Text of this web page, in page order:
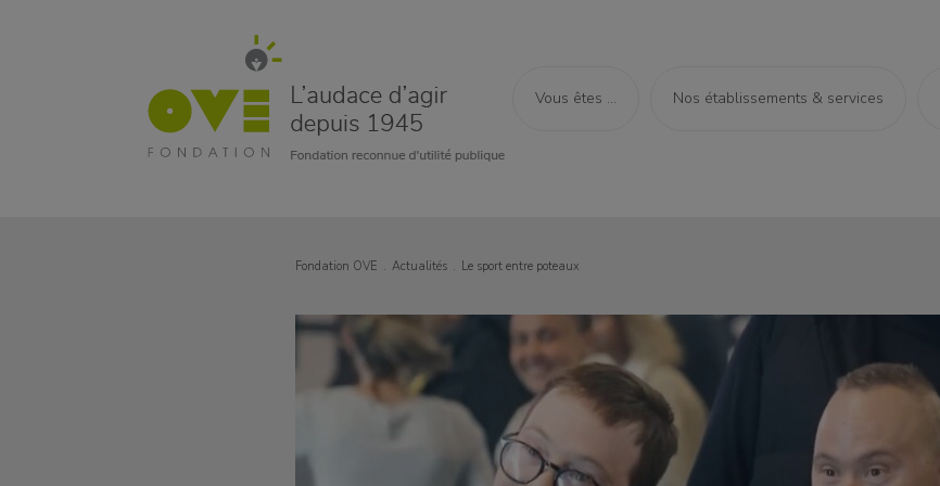
Vous êtes ... Nos établissements & services
Fondation OVE Actualités Le sport entre poteaux